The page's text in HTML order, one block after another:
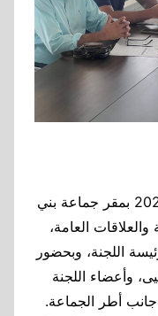
انعقد صباح يوم الأربعاء 17 شتنبر 2025 بمقر جماعة بني
العامة،
اللجنة، وبحضور
وأعضاء اللجنة
أطر الجماعة.